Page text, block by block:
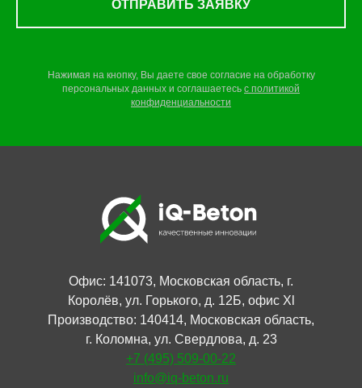
ОТПРАВИТЬ ЗАЯВКУ
Нажимая на кнопку, Вы даете свое согласие на обработку
персональных данных и соглашаетесь c политикой
конфиденциальности
Офис: 141073, Московская область, г.
Королёв, ул. Горького, д. 12Б, офис Xl
Производство: 140414, Московская область,
г. Коломна, ул. Свердлова, д. 23
+7 (495) 509-00-22
info@iq-beton.ru